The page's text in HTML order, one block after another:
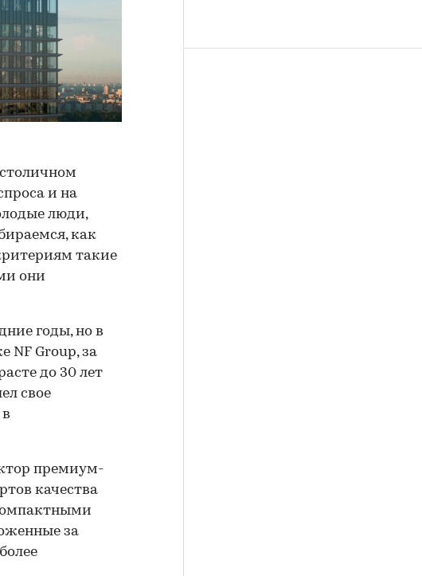
и на
люди,
как
такие
они
годы, но в
NF Group, за
до 30 лет
свое
премиум-
качества
за